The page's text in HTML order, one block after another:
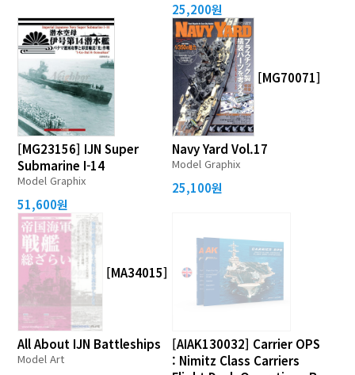
25,200원
[MG23156] IJN Super
Submarine I-14
Model Graphix
51,600원
[MG70071]
Navy Yard Vol.17
Model Graphix
25,100원
[MA34015]
All About IJN Battleships
Model Art
[AIAK130032] Carrier OPS
: Nimitz Class Carriers